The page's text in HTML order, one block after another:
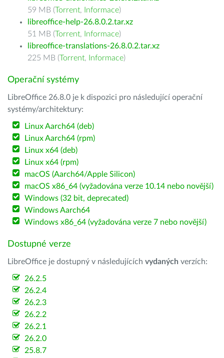
59 MB (Torrent, Informace)
libreoffice-help-26.8.0.2.tar.xz
51 MB (Torrent, Informace)
libreoffice-translations-26.8.0.2.tar.xz
225 MB (Torrent, Informace)
Operační systémy
LibreOffice 26.8.0 je k dispozici pro následující operační
systémy/architektury:
Linux Aarch64 (deb)
Linux Aarch64 (rpm)
Linux x64 (deb)
Linux x64 (rpm)
macOS (Aarch64/Apple Silicon)
macOS x86_64 (vyžadována verze 10.14 nebo novější)
Windows (32 bit, deprecated)
Windows Aarch64
Windows x86_64 (vyžadována verze 7 nebo novější)
Dostupné verze
LibreOffice je dostupný v následujících vydaných verzích:
26.2.5
26.2.4
26.2.3
26.2.2
26.2.1
26.2.0
25.8.7